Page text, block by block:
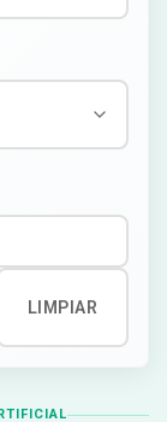
LIMPIAR